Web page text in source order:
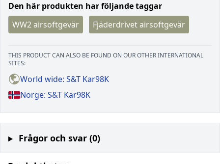
Den här produkten har följande taggar
WW2 airsoftgevär
Fjäderdrivet airsoftgevär
THIS PRODUCT CAN ALSO BE FOUND ON OUR OTHER INTERNATIONAL
SITES:
World wide: S&T Kar98K
Norge: S&T Kar98K
Frågor och svar (0)